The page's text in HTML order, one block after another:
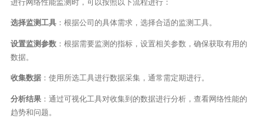
进行网络性能监测时，可以按照以下流程进行：
选择监测工具：根据公司的具体需求，选择合适的监测工具。
设置监测参数：根据需要监测的指标，设置相关参数，确保获取有用的
数据。
收集数据：使用所选工具进行数据采集，通常需定期进行。
分析结果：通过可视化工具对收集到的数据进行分析，查看网络性能的
趋势和问题。